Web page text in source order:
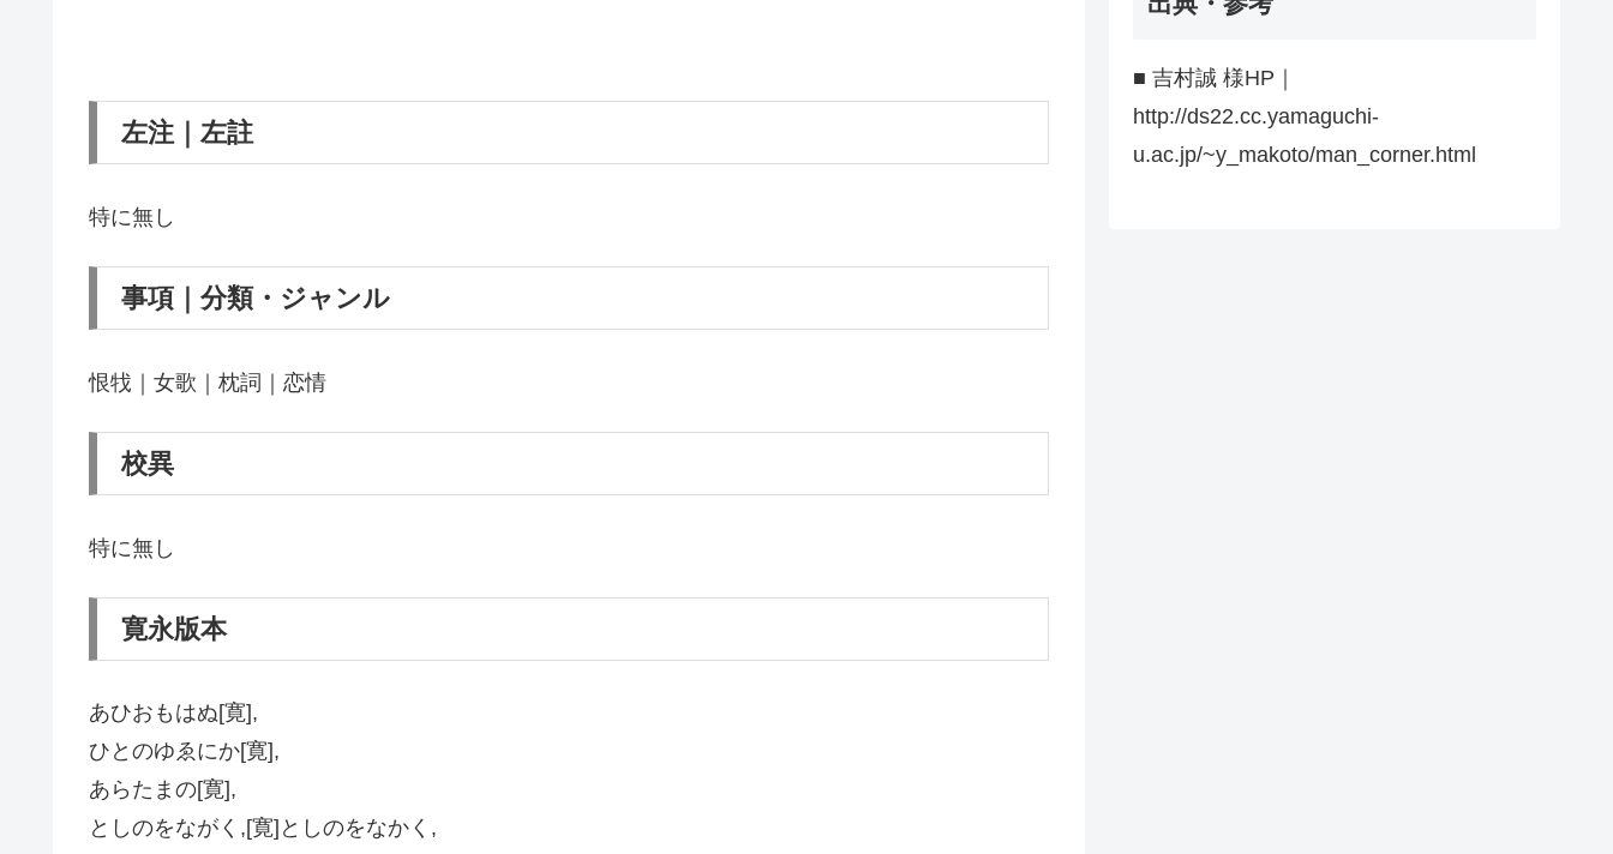
左注｜左註
特に無し
事項｜分類・ジャンル
恨牫｜女歌｜枕詞｜恋情
校異
特に無し
寛永版本
あひおもはぬ[寛],
ひとのゆゑにか[寛],
あらたまの[寛],
としのをながく,[寛]としのをなかく,
■ 吉村誠 様HP｜
http://ds22.cc.yamaguchi-
u.ac.jp/~y_makoto/man_corner.html